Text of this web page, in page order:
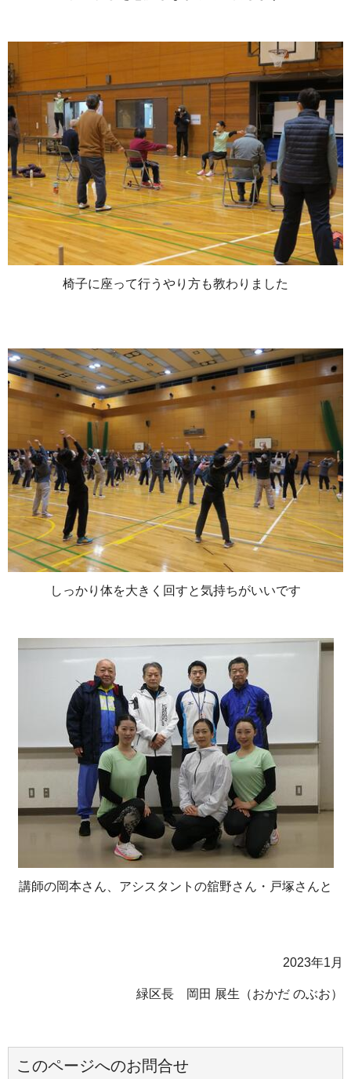
椅子に座って行うやり方も教わりました
しっかり体を大きく回すと気持ちがいいです
講師の岡本さん、アシスタントの舘野さん・戸塚さんと
2023年1月
緑区長 岡田 展生（おかだ のぶお）
このページへのお問合せ